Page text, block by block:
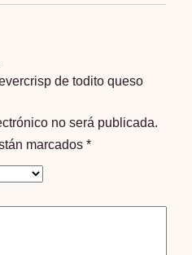
de todito queso
no será publicada.
marcados*